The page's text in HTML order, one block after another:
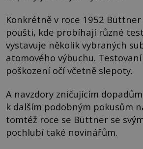
Konkrétně v roce 1952 Büttner
poušti, kde probíhají různé
vystavuje několik vybraných
atomového výbuchu.
poškození očí včetně slepoty.
A navzdory zničujícím
k dalším podobným pokusům
tomtéž roce se Büttner se
pochlubí také novinářům.